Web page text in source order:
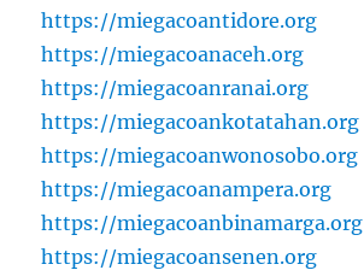
https://miegacoantidore.org
https://miegacoanaceh.org
https://miegacoanranai.org
https://miegacoankotatahan.org
https://miegacoanwonosobo.org
https://miegacoanampera.org
https://miegacoanbinamarga.org
https://miegacoansenen.org